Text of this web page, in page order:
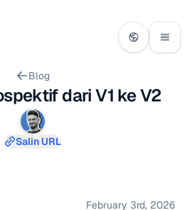
Blog
dari V1 ke V2
Salin URL
February 3rd, 2026